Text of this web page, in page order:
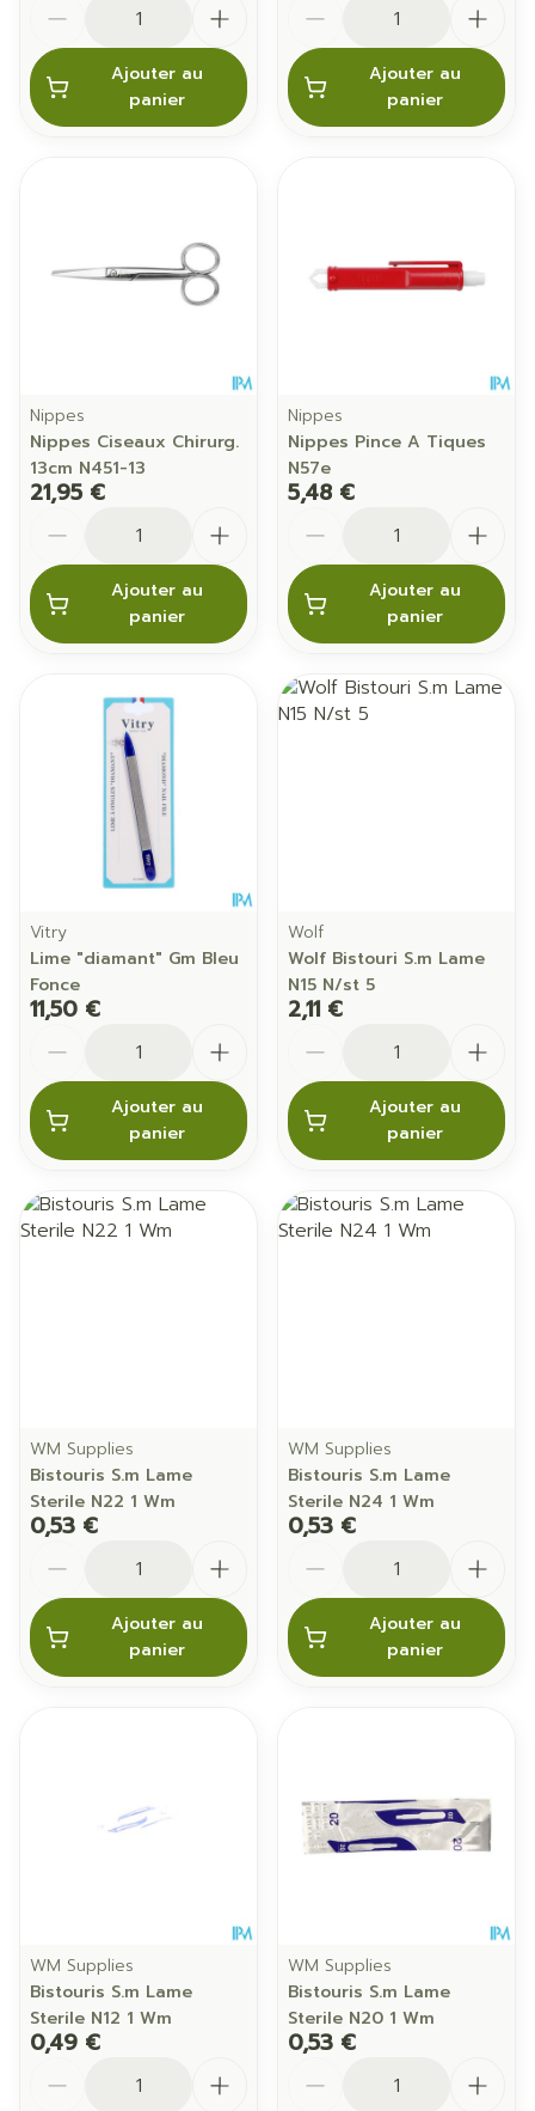
Ajouter au
panier
Ajouter au
panier
Nippes
Nippes Ciseaux Chirurg.
13cm N451-13
21,95 €
Ajouter au
panier
Nippes
Nippes Pince A Tiques
N57e
5,48 €
Ajouter au
panier
Vitry
Lime "diamant" Gm Bleu
Fonce
11,50 €
Ajouter au
panier
Wolf
Wolf Bistouri S.m Lame
N15 N/st 5
2,11 €
Ajouter au
panier
WM Supplies
Bistouris S.m Lame
Sterile N22 1 Wm
0,53 €
Ajouter au
panier
WM Supplies
Bistouris S.m Lame
Sterile N24 1 Wm
0,53 €
Ajouter au
panier
WM Supplies
Bistouris S.m Lame
Sterile N12 1 Wm
0,49 €
WM Supplies
Bistouris S.m Lame
Sterile N20 1 Wm
0,53 €